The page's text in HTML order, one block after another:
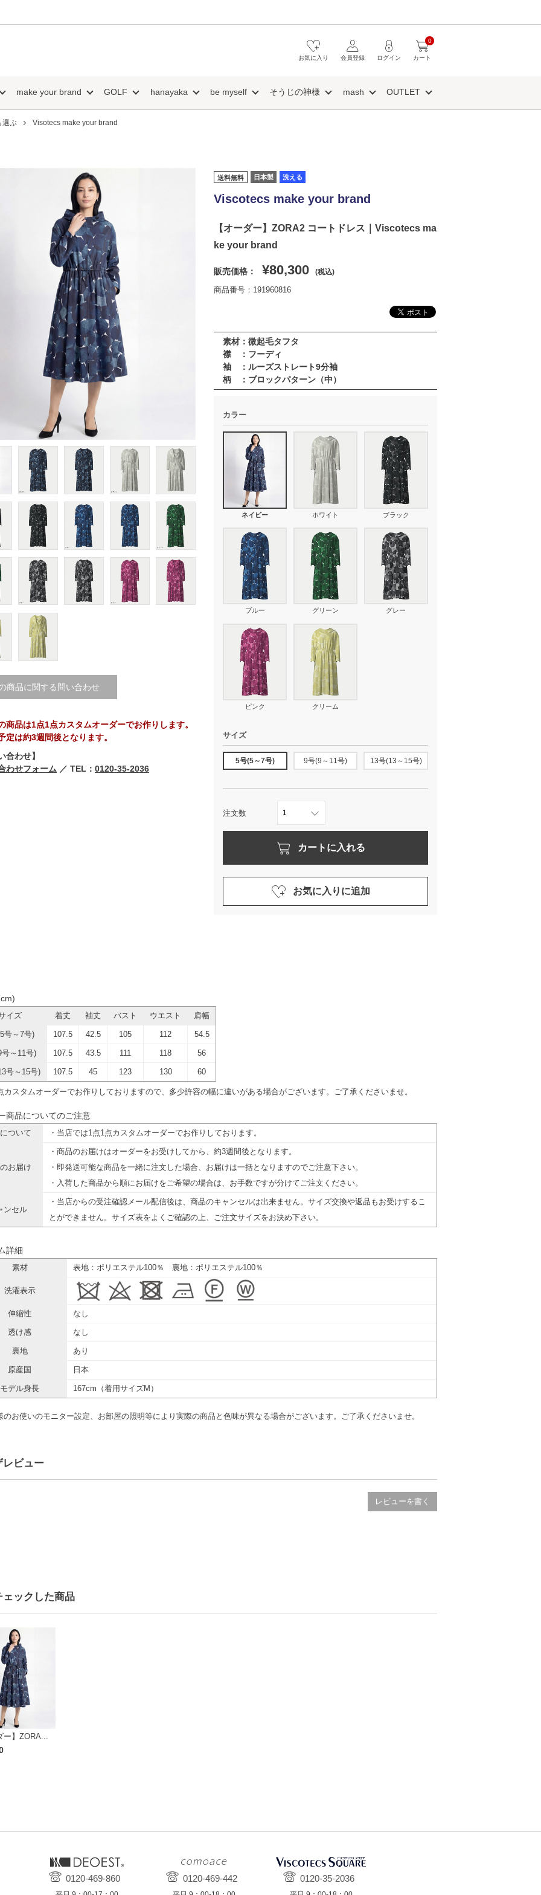
カート
0
ログイン
会員登録
お気に入り
make your brand GOLF hanayaka be myself そうじの神様 mash OUTLET
選ぶ Visotecs make your brand
商品に関する問い合わせ
商品は1点1点カスタムオーダーでお作りします。
定は約3週間後となります。
合わせ】
わせフォーム ／ TEL： 0120-35-2036
送料無料 日本製 洗える
Viscotecs make your brand
【オーダー】ZORA2 コートドレス｜Viscotecs ma
ke your brand
販売価格： ¥80,300 (税込)
商品番号：191960816
素材：微起毛タフタ
襟 ：フーディ
袖 ：ルーズストレート9分袖
柄 ：ブロックパターン（中）
カラー
ネイビー ホワイト ブラック
ブルー グリーン グレー
ピンク クリーム
サイズ
5号(5～7号) 9号(9～11号) 13号(13～15号)
注文数
カートに入れる
お気に入りに追加
イズ 着丈 袖丈 バスト ウエスト 肩幅
号～7号) 107.5 42.5 105 112 54.5
号～11号) 107.5 43.5 111 118 56
号～15号) 107.5 45 123 130 60
カスタムオーダーでお作りしておりますので、多少許容の幅に違いがある場合がございます。ご了承くださいませ。
商品についてのご注意
ついて ・当店では1点1点カスタムオーダーでお作りしております。
お届け
・商品のお届けはオーダーをお受けしてから、約3週間後となります。
・即発送可能な商品を一緒に注文した場合、お届けは一括となりますのでご注意下さい。
・入荷した商品から順にお届けをご希望の場合は、お手数ですが分けてご注文ください。
ンセル
・当店からの受注確認メール配信後は、商品のキャンセルは出来ません。サイズ交換や返品もお受けするこ
とができません。サイズ表をよくご確認の上、ご注文サイズをお決め下さい。
詳細
素材 表地：ポリエステル100％ 裏地：ポリエステル100％
洗濯表示
伸縮性 なし
透け感 なし
裏地 あり
原産国 日本
モデル身長 167cm（着用サイズM）
お使いのモニター設定、お部屋の照明等により実際の商品と色味が異なる場合がございます。ご了承くださいませ。
レビュー
レビューを書く
ェックした商品
ー】ZORA...
0120-469-860 0120-469-442 0120-35-2036